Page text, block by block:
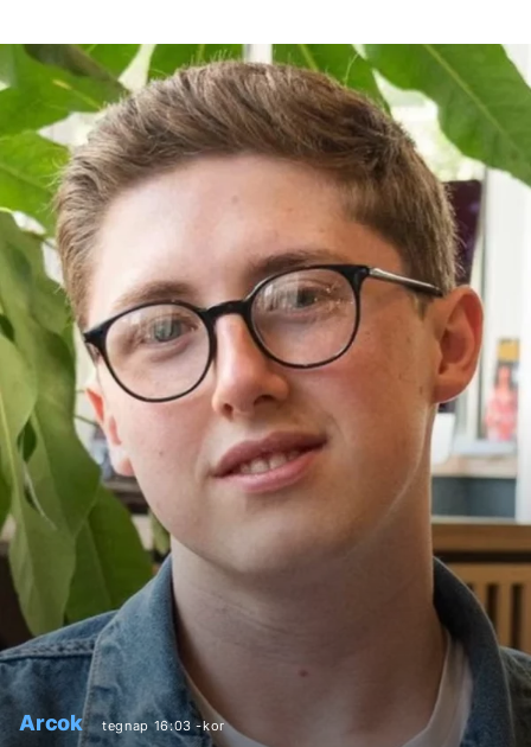
Arcok tegnap 16:03 -kor